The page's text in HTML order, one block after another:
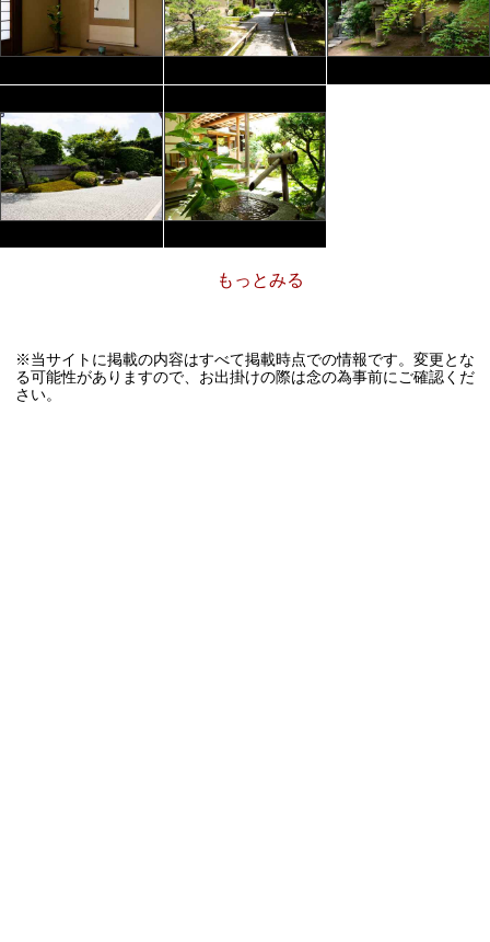
もっとみる
※当サイトに掲載の内容はすべて掲載時点での情報です。変更とな
る可能性がありますので、お出掛けの際は念の為事前にご確認くだ
さい。